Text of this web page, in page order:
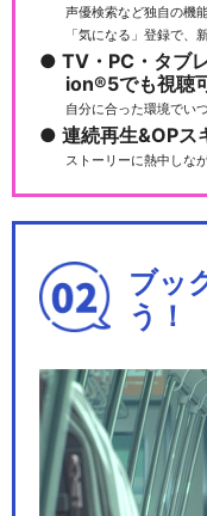
声優検索など独自の機
「気になる」登録で、
TV・PC・タブ
ion®5でも視聴
自分に合った環境でい
連続再生&OPス
ストーリーに熱中しな
ブッ
う！